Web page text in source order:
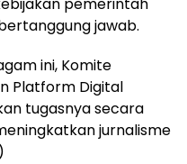
pemerintah
jawab.
ini, Komite
Platform Digital
tugasnya secara
jurnalisme